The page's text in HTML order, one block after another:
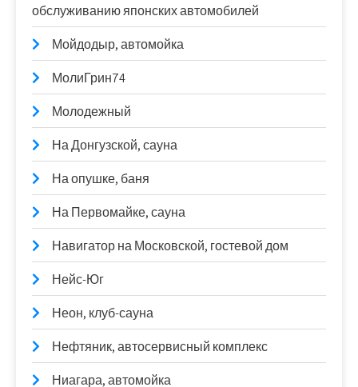
обслуживанию японских автомобилей
Мойдодыр, автомойка
МолиГрин74
Молодежный
На Донгузской, сауна
На опушке, баня
На Первомайке, сауна
Навигатор на Московской, гостевой дом
Нейс-Юг
Неон, клуб-сауна
Нефтяник, автосервисный комплекс
Ниагара, автомойка